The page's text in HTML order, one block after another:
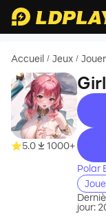
Accueil / Jeux /
5.0 1000+
Polar
jour: